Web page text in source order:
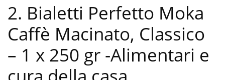
2. Bialetti Perfetto Moka
Caffè Macinato, Classico
– 1 x 250 gr -Alimentari e